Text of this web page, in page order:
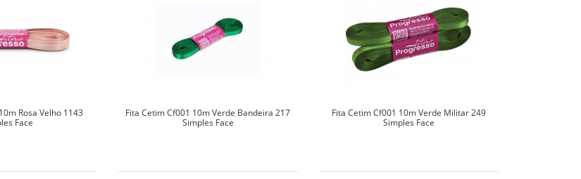
Rosa Velho 1143
Face
Fita Cetim Cf001 10m Verde Bandeira 217
Simples Face
Fita Cetim Cf001 10m Verde Militar 249
Simples Face